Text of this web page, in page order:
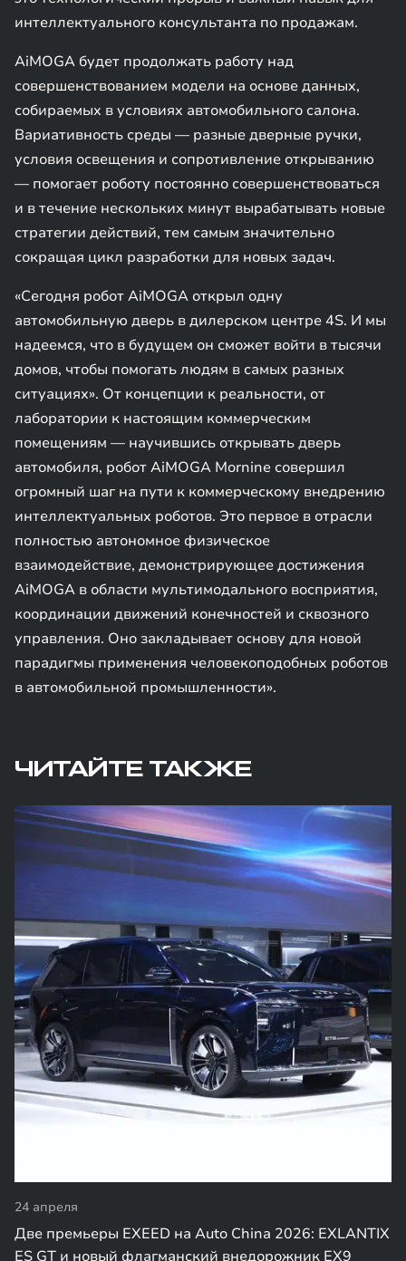
интеллектуального консультанта по продажам.
AiMOGA будет продолжать работу над
совершенствованием модели на основе данных,
собираемых в условиях автомобильного салона.
Вариативность среды — разные дверные ручки,
условия освещения и сопротивление открыванию
— помогает роботу постоянно совершенствоваться
и в течение нескольких минут вырабатывать новые
стратегии действий, тем самым значительно
сокращая цикл разработки для новых задач.
«Сегодня робот AiMOGA открыл одну
автомобильную дверь в дилерском центре 4S. И мы
надеемся, что в будущем он сможет войти в тысячи
домов, чтобы помогать людям в самых разных
ситуациях». От концепции к реальности, от
лаборатории к настоящим коммерческим
помещениям — научившись открывать дверь
автомобиля, робот AiMOGA Mornine совершил
огромный шаг на пути к коммерческому внедрению
интеллектуальных роботов. Это первое в отрасли
полностью автономное физическое
взаимодействие, демонстрирующее достижения
AiMOGA в области мультимодального восприятия,
координации движений конечностей и сквозного
управления. Оно закладывает основу для новой
парадигмы применения человекоподобных роботов
в автомобильной промышленности».
ЧИТАЙТЕ ТАКЖЕ
24 апреля
Две премьеры EXEED на Auto China 2026: EXLANTIX
ES GT и новый флагманский внедорожник EX9